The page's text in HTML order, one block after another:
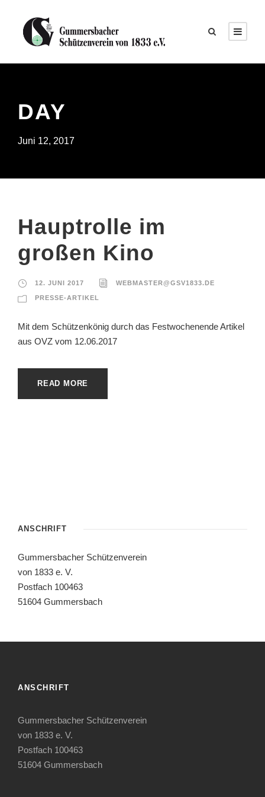
DAY
Juni 12, 2017
Hauptrolle im
großen Kino
12. JUNI 2017 WEBMASTER@GSV1833.DE
PRESSE-ARTIKEL
Mit dem Schützenkönig durch das Festwochenende Artikel
aus OVZ vom 12.06.2017
READ MORE
ANSCHRIFT
Gummersbacher Schützenverein
von 1833 e. V.
Postfach 100463
51604 Gummersbach
ANSCHRIFT
Gummersbacher Schützenverein
von 1833 e. V.
Postfach 100463
51604 Gummersbach